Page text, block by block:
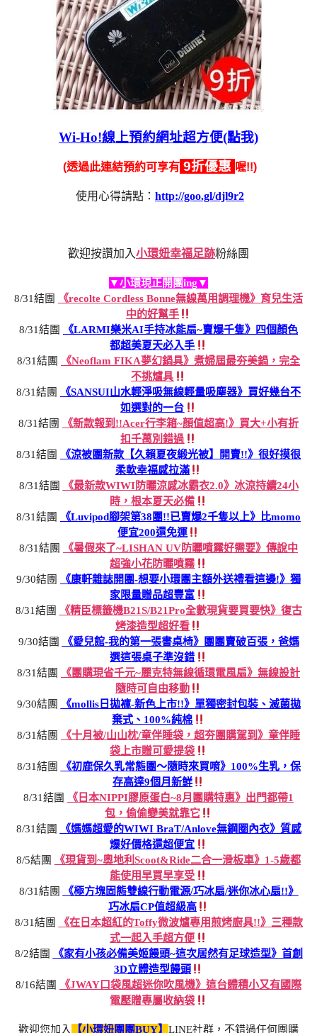
Wi-Ho!線上預約網址超方便(點我)
(透過此連結預約可享有 9折優惠 喔!!)
使用心得請點： http://goo.gl/djl9r2
歡迎按讚加入小環妞幸福足跡粉絲團
▼小環現正開團ing▼
8/31結團
《recolte Cordless Bonne無線萬用調理機》育兒生活
中的好幫手
8/31結團
《LARMI樂米AI手持冰能扇~賣爆千隻》四個顏色
都超美夏天必入手
8/31結團
《Neoflam FIKA夢幻鍋具》煮婦屆最夯美鍋，完全
不挑爐具
8/31結團
《SANSUI山水輕淨吸無線輕量吸塵器》買好幾台不
如選對的一台
8/31結團
《新款報到!!Acer行李箱~顏值超高!》買大+小有折
扣千萬別錯過
8/31結團
《涼被團新款【久賴夏夜緞光被】開賣!!》很好摸很
柔軟幸福感拉滿
8/31結團
《最新款WIWI防曬涼感冰霸衣2.0》冰涼持續24小
時，根本夏天必備
8/31結團
《Luvipod腳架第38團!!已賣爆2千隻以上》比momo
便宜200還免運
8/31結團
《暑假來了~LISHAN UV防曬噴霧好需要》傳說中
超強小花防曬噴霧
9/30結團
《康軒雜誌開團-想要小環團主額外送禮看這邊!》獨
家限量贈品超豐富
8/31結團
《精臣標籤機B21S/B21Pro全數現貨要買要快》復古
烤漆造型超好看
9/30結團
《愛兒館-我的第一張書桌椅》團團賣破百張，爸媽
選這張桌子準沒錯
8/31結團
《團購現省千元~麗克特無線循環電風扇》無線設計
隨時可自由移動
9/30結團
《mollis日拋褲-新色上市!!》單獨密封包裝、滅菌拋
棄式、100%純棉
8/31結團
《十月被/山山枕/童伴睡袋，超夯團購駕到》童伴睡
袋上市贈可愛提袋
8/31結團
《初鹿保久乳常態團～隨時來買唷》100%生乳，保
存高達9個月新鮮
8/31結團
《日本NIPPI膠原蛋白~8月團購特惠》出門都帶1
包，偷偷變美就靠它
8/31結團
《媽媽超愛的WIWI BraT/Anlove無鋼圈內衣》質感
爆好價格還超便宜
8/5結團
《現貨到~奧地利Scoot&Ride二合一滑板車》1-5歲都
能使用早買早享受
8/31結團
《極方塊固態雙線行動電源/巧冰扇/迷你冰心扇!!》
巧冰扇CP值超級高
8/31結團
《在日本超紅的Toffy微波爐專用煎烤廚具!!》三種款
式一起入手超方便
8/2結團
《家有小孩必備美姬饅頭~這次居然有足球造型》首創
3D立體造型饅頭
8/16結團
《JWAY口袋風超迷你吹風機》這台體積小又有國際
電壓贈專屬收納袋
歡迎您加入 【小環妞團團BUY】 LINE社群，不錯過任何團購